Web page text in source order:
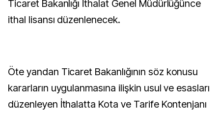
Ticaret Bakanlığı İthalat Genel Müdürlüğünce
ithal lisansı düzenlenecek.
Öte yandan Ticaret Bakanlığının söz konusu
kararların uygulanmasına ilişkin usul ve esasları
düzenleyen İthalatta Kota ve Tarife Kontenjanı